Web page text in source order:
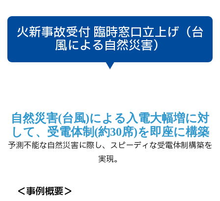
火新事故受付 臨時窓口立上げ（台
風による自然災害）
自然災害(台風)による入電大幅増に対
して、受電体制(約30席)を即座に構築
予測不能な自然災害に際し、スピーディな受電体制構築を
実現。
＜事例概要＞